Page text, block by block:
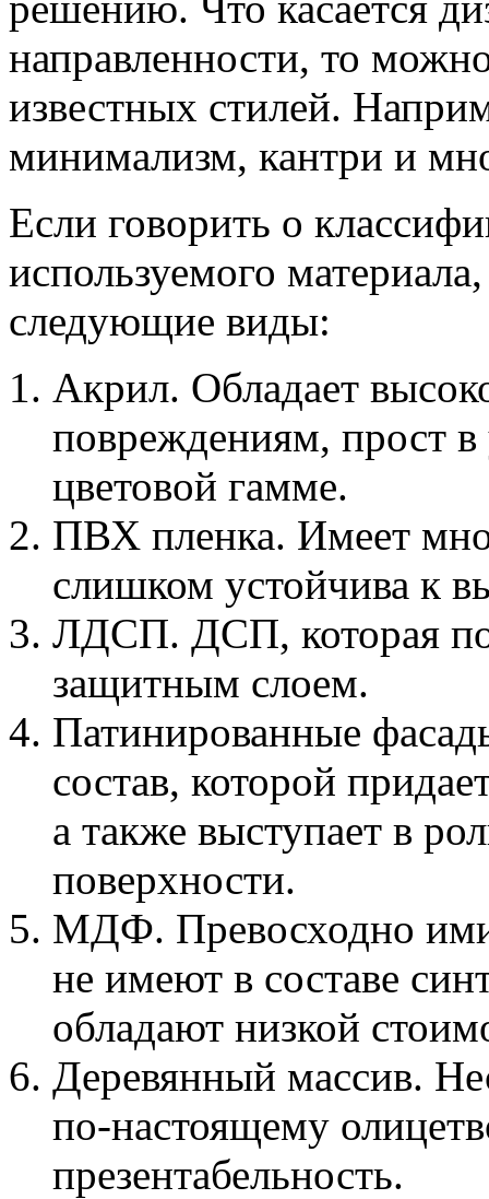
направленности, то
известных стилей.
минимализм, кантри и
Если говорить о
используемого
следующие виды:
Акрил. Обладает
повреждениям, прост в
цветовой гамме.
ПВХ пленка. Имеет
слишком устойчива к
ЛДСП. ДСП, которая
защитным слоем.
Патинированные
состав, которой
а также выступает в
поверхности.
МДФ. Превосходно
не имеют в составе
обладают низкой
Деревянный массив.
по-настоящему
презентабельность.